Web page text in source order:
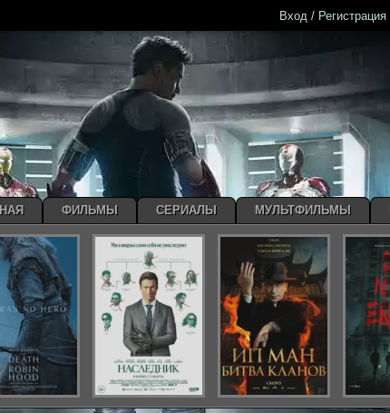
Вход / Регистрация
ФИЛЬМЫ СЕРИАЛЫ МУЛЬТФИЛЬМЫ